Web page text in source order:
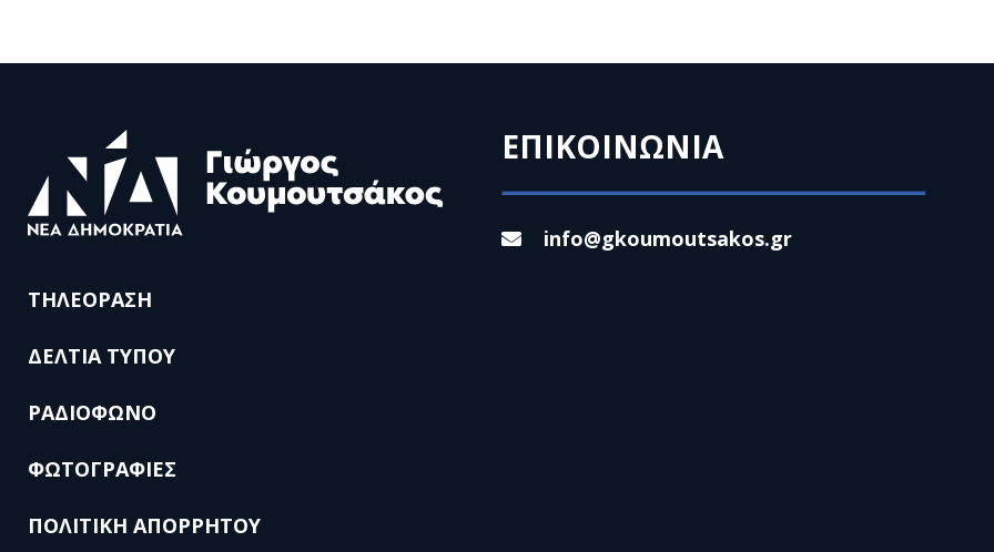
ΤΗΛΕΟΡΑΣΗ
ΔΕΛΤΙΑ ΤΥΠΟΥ
ΡΑΔΙΟΦΩΝΟ
ΦΩΤΟΓΡΑΦΙΕΣ
ΠΟΛΙΤΙΚΗ ΑΠΟΡΡΗΤΟΥ
ΕΠΙΚΟΙΝΩΝΙΑ
info@gkoumoutsakos.gr